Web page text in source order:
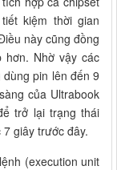
kiệm thời gian
này cũng đồng
hơn. Nhờ vậy các
pin lên đến 9
của Ultrabook
trở lại trạng thái
giây trước đây.
(execution unit